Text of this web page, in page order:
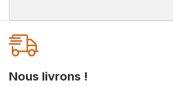
Onglet
personnalisé
Nous livrons !